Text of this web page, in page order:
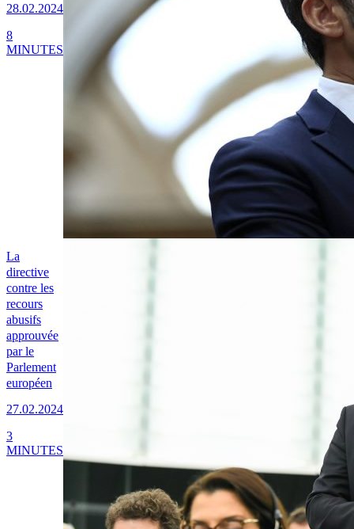
28.02.2024
8
MINUTES
La
directive
contre les
recours
abusifs
approuvée
par le
Parlement
européen
27.02.2024
3
MINUTES